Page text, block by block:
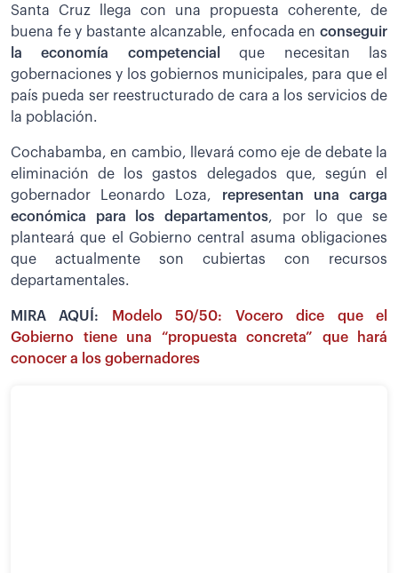
Santa Cruz llega con una propuesta coherente, de
buena fe y bastante alcanzable, enfocada en conseguir
la economía competencialque necesitan las
gobernaciones y los gobiernos municipales, para que el
país pueda ser reestructurado de cara a los servicios de
la población.
Cochabamba, en cambio, llevará como eje de debate la
eliminación de los gastos delegados que, según el
gobernador Leonardo Loza, representan una carga
económica para los departamentos, por lo que se
planteará que el Gobierno central asuma obligaciones
que actualmente son cubiertas con recursos
departamentales.
MIRA AQUÍ:
Modelo 50/50: Vocero dice que el
Gobierno tiene una “propuesta concreta” que hará
conocer a los gobernadores